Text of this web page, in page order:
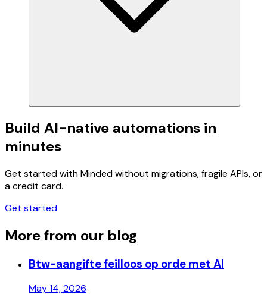
Build AI-native automations in
minutes
Get started with Minded without migrations, fragile APIs, or
a credit card.
Get started
More from our blog
Btw-aangifte feilloos op orde met AI
May 14, 2026